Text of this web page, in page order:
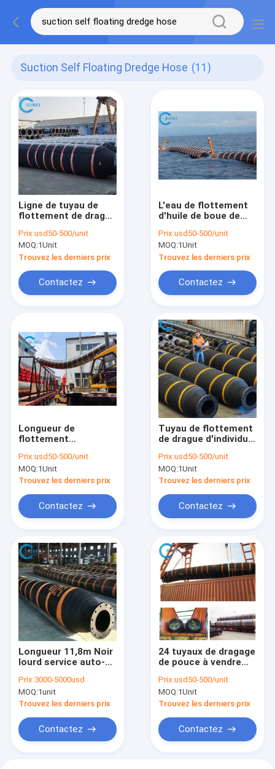
Suction Self Floating Dredge Hose (11)
Ligne de tuyau de
flottement de drague
d'aspiration marine
de dragage de sable
de boue flexible de
boue 6 pouces 8
pouces
Prix:usd50-500/unit
MOQ:1Unit
Trouvez les derniers prix
Contactez
L'eau de flottement
d'huile de boue de
bride de tuyau de
drague d'individu
d'aspiration
extrayant la
décharge chimique
Prix:usd50-500/unit
MOQ:1Unit
Trouvez les derniers prix
Contactez
Longueur de
flottement
11.8m de drague
d'individu de
sable/boue de
Prix:usd50-500/unit
MOQ:1Unit
Trouvez les derniers prix
Contactez
Tuyau de flottement
de drague d'individu
tuyau submersible
10-30bar de
carcasse simple
sable
Prix:usd50-500/unit
MOQ:1Unit
Trouvez les derniers prix
Contactez
Longueur 11,8m Noir
lourd service auto-
pour la drague de
sable / pierre
Prix:3000-5000usd
MOQ:1unit
Trouvez les derniers prix
Contactez
24 tuyaux de dragage
de pouce à vendre
Dredge Floating Dock
Hose gauche
Prix:usd50-500/unit
MOQ:1Unit
Trouvez les derniers prix
Contactez